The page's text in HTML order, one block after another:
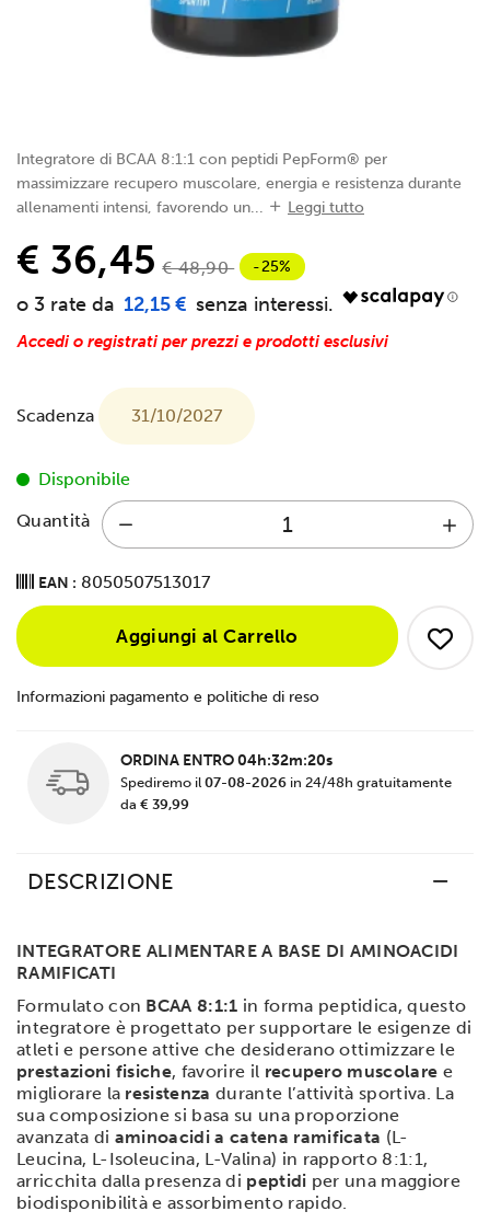
Integratore di BCAA 8:1:1 con peptidi PepForm® per
massimizzare recupero muscolare, energia e resistenza durante
allenamenti intensi, favorendo un...
Leggi tutto
€ 36,45 € 48,90 -25%
12,15 €
Accedi o registrati per prezzi e prodotti esclusivi
Scadenza 31/10/2027
Disponibile
Quantità
EAN : 8050507513017
Aggiungi al Carrello
Informazioni pagamento e politiche di reso
ORDINA ENTRO04h:32m:19s
Spediremo il 07-08-2026 in 24/48h gratuitamente
da € 39,99
DESCRIZIONE
INTEGRATORE ALIMENTARE A BASE DI AMINOACIDI
RAMIFICATI
Formulato con BCAA 8:1:1 in forma peptidica, questo
integratore è progettato per supportare le esigenze di
atleti e persone attive che desiderano ottimizzare le
prestazioni fisiche, favorire il recupero muscolare e
migliorare la resistenza durante l’attività sportiva. La
sua composizione si basa su una proporzione
avanzata di aminoacidi a catena ramificata (L-
Leucina, L-Isoleucina, L-Valina) in rapporto 8:1:1,
arricchita dalla presenza di peptidi per una maggiore
biodisponibilità e assorbimento rapido.